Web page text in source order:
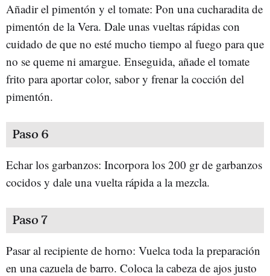
Añadir el pimentón y el tomate: Pon una cucharadita de
pimentón de la Vera. Dale unas vueltas rápidas con
cuidado de que no esté mucho tiempo al fuego para que
no se queme ni amargue. Enseguida, añade el tomate
frito para aportar color, sabor y frenar la cocción del
pimentón.
Paso 6
Echar los garbanzos: Incorpora los 200 gr de garbanzos
cocidos y dale una vuelta rápida a la mezcla.
Paso 7
Pasar al recipiente de horno: Vuelca toda la preparación
en una cazuela de barro. Coloca la cabeza de ajos justo